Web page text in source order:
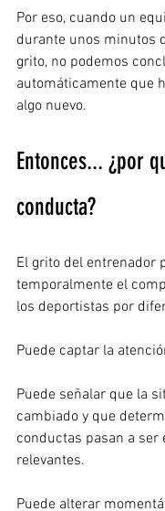
Por eso, cuando un
durante unos minutos
grito, no podemos
automáticamente que
algo nuevo.
Entonces... ¿por
conducta?
El grito del entrenador
temporalmente el
los deportistas por
Puede captar la
Puede señalar que la
cambiado y que
conductas pasan a ser
relevantes.
Puede alterar